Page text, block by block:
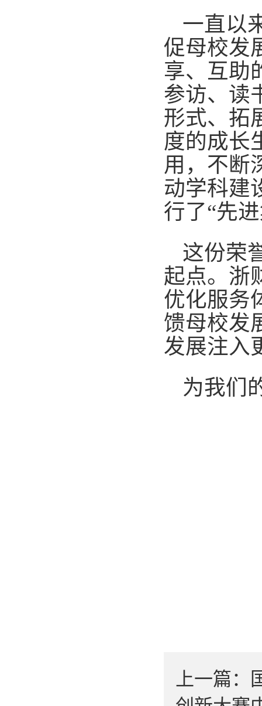
一直以
促母校发
享、互助
参访、读
形式、拓
度的成长
用，不断
动学科建
行了“先
这份荣
起点。浙
优化服务
馈母校发
发展注入
为我们
上一篇：